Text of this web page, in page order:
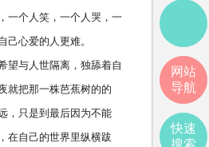
一个人笑，一个人哭，一
己心爱的人更难。
望与人世隔离，独舔着自
就把那一株芭蕉树的的
，只是到最后因为不能
在自己的世界里纵横跋
网站
导航
快速
搜索